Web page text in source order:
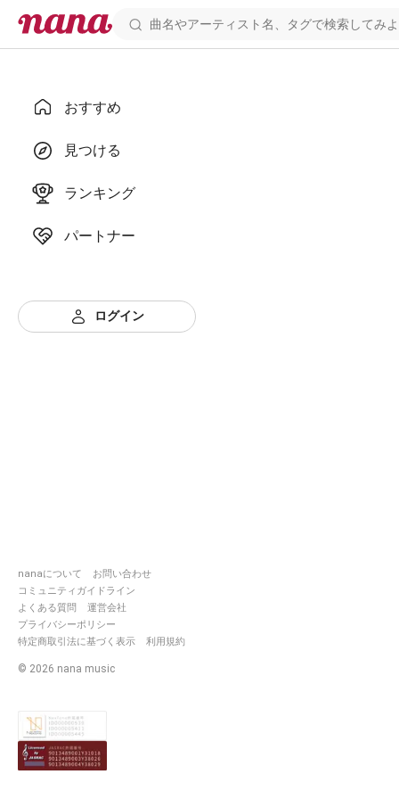
おすすめ
見つける
ランキング
パートナー
ログイン
nanaについて
お問い合わせ
コミュニティガイドライン
よくある質問
運営会社
プライバシーポリシー
特定商取引法に基づく表示
利用規約
© 2026 nana music